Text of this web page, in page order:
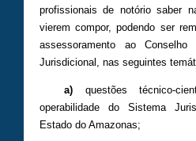
profissionais de notório saber
vierem compor, podendo ser
assessoramento ao
Jurisdicional, nas seguintes
a)questões técnico-
operabilidade do Sistema
Estado do Amazonas;